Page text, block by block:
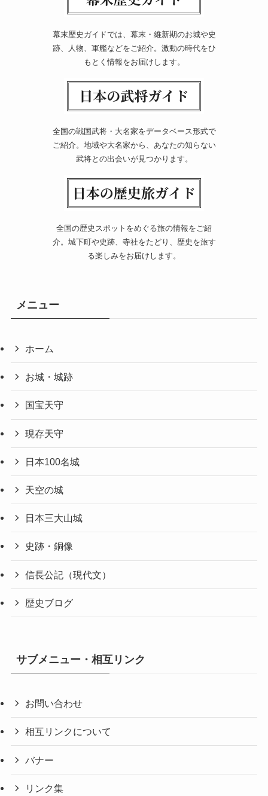
幕末歴史ガイドでは、幕末・維新期のお城や史
跡、人物、軍艦などをご紹介。激動の時代をひ
もとく情報をお届けします。
全国の戦国武将・大名家をデータベース形式で
ご紹介。地域や大名家から、あなたの知らない
武将との出会いが見つかります。
全国の歴史スポットをめぐる旅の情報をご紹
介。城下町や史跡、寺社をたどり、歴史を旅す
る楽しみをお届けします。
メニュー
ホーム
お城・城跡
国宝天守
現存天守
日本100名城
天空の城
日本三大山城
史跡・銅像
信長公記（現代文）
歴史ブログ
サブメニュー・相互リンク
お問い合わせ
相互リンクについて
バナー
リンク集